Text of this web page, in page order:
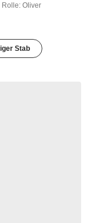
Rolle: Oliver
Stab